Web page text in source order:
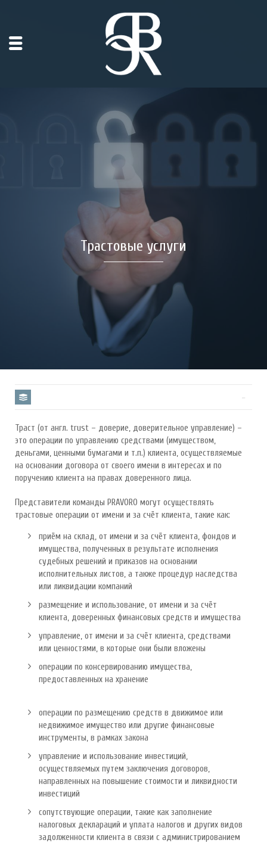
Трастовые услуги
Траст (от англ. trust – доверие, доверительное управление) –
это операции по управлению средствами (имуществом,
деньгами, ценными бумагами и т.п.) клиента, осуществляемые
на основании договора от своего имени в интересах и по
поручению клиента на правах доверенного лица.
Представители команды PRAVORO могут осуществлять
трастовые операции от имени и за счёт клиента, такие как:
приём на склад, от имени и за счёт клиента, фондов и
имущества, полученных в результате исполнения
судебных решений и приказов на основании
исполнительных листов, а также процедур наследства
или ликвидации компаний
размещение и использование, от имени и за счёт
клиента, доверенных финансовых средств и имущества
управление, от имени и за счёт клиента, средствами
или ценностями, в которые они были вложены
операции по консервированию имущества,
предоставленных на хранение
операции по размещению средств в движимое или
недвижимое имущество или другие финансовые
инструменты, в рамках закона
управление и использование инвестиций,
осуществляемых путем заключения договоров,
направленных на повышение стоимости и ликвидности
инвестиций
сопутствующие операции, такие как заполнение
налоговых деклараций и уплата налогов и других видов
задолженности клиента в связи с администрированием